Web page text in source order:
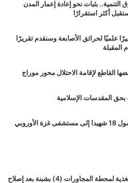
التنمية.. بثبات نحو إعادة إعمار المدن
أكثر استقرارًا
علميًا لحرائق الأصابعة وسنقدم تقريرًا
المقبلة
القاطع لإقامة الاحتلال محور موراج
بحق المقدسات الإسلامية
الاحتلال يواصل جرائمه.. وصول 18 شهيدا إلى مستشفى غزة الأوروبي
إعادة التغذية لمحطة المجاورات (4) بشبنة بعد إصلاح